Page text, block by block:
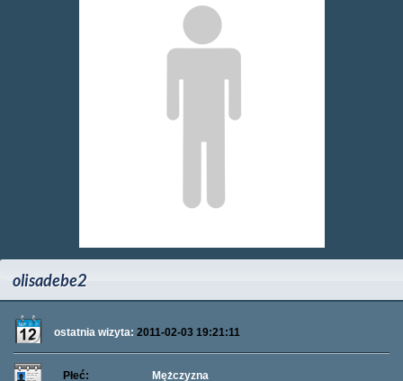
olisadebe2
ostatnia wizyta: 2011-02-03 19:21:11
Płeć:
Mężczyzna